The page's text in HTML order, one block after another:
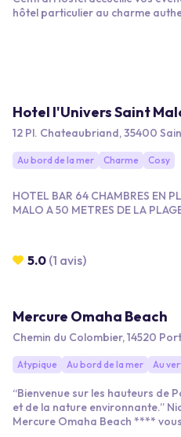
hôtel particulier au charme
pour travailler, échanger et
Hotel l'Univers Saint
12 Pl. Chateaubriand, 35400
Au bord de la mer Charme Cosy
HOTEL BAR 64 CHAMBRES EN
MALO A 50 METRES DE LA
5.0 (1 avis)
Mercure Omaha Beach
Chemin du Colombier, 14520
Atypique Au bord de la mer Au
“Bienvenue sur les hauteurs de
et de la nature environnante.” Niché au cœur d'un golf de 36 trous, le
Mercure Omaha Beach ****